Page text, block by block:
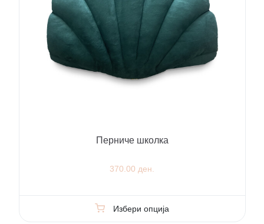
Перниче школка
370.00 ден.
Избери опција